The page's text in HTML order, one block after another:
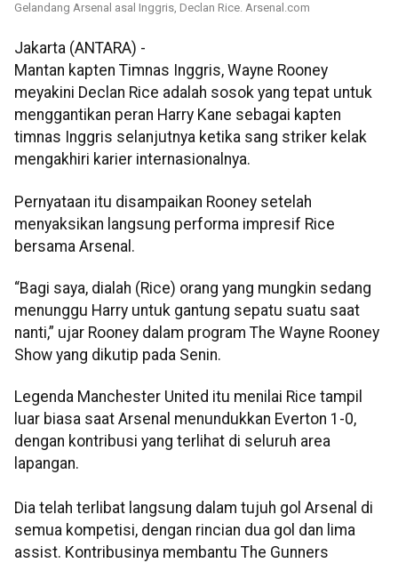
Gelandang Arsenal asal Inggris, Declan Rice. Arsenal.com
Jakarta (ANTARA) -
Mantan kapten Timnas Inggris, Wayne Rooney
meyakini Declan Rice adalah sosok yang tepat untuk
menggantikan peran Harry Kane sebagai kapten
timnas Inggris selanjutnya ketika sang striker kelak
mengakhiri karier internasionalnya.
Pernyataan itu disampaikan Rooney setelah
menyaksikan langsung performa impresif Rice
bersama Arsenal.
“Bagi saya, dialah (Rice) orang yang mungkin sedang
menunggu Harry untuk gantung sepatu suatu saat
nanti,” ujar Rooney dalam program The Wayne Rooney
Show yang dikutip pada Senin.
Legenda Manchester United itu menilai Rice tampil
luar biasa saat Arsenal menundukkan Everton 1-0,
dengan kontribusi yang terlihat di seluruh area
lapangan.
Dia telah terlibat langsung dalam tujuh gol Arsenal di
semua kompetisi, dengan rincian dua gol dan lima
assist. Kontribusinya membantu The Gunners